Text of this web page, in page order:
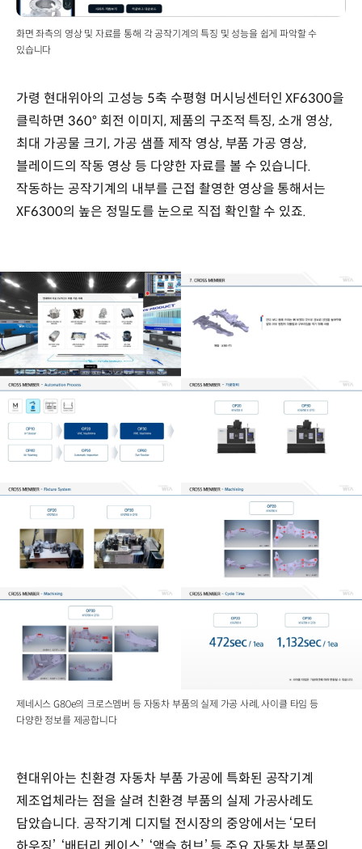
화면 좌측의 영상 및 자료를 통해 각 공작기계의 특징 및 성능을 쉽게 파악할 수
있습니다
가령 현대위아의 고성능 5축 수평형 머시닝센터인 XF6300을
클릭하면 360° 회전 이미지, 제품의 구조적 특징, 소개 영상,
최대 가공물 크기, 가공 샘플 제작 영상, 부품 가공 영상,
블레이드의 작동 영상 등 다양한 자료를 볼 수 있습니다.
작동하는 공작기계의 내부를 근접 촬영한 영상을 통해서는
XF6300의 높은 정밀도를 눈으로 직접 확인할 수 있죠.
제네시스 G80e의 크로스멤버 등 자동차 부품의 실제 가공 사례, 사이클 타임 등
다양한 정보를 제공합니다
현대위아는 친환경 자동차 부품 가공에 특화된 공작기계
제조업체라는 점을 살려 친환경 부품의 실제 가공사례도
담았습니다. 공작기계 디지털 전시장의 중앙에서는 ‘모터